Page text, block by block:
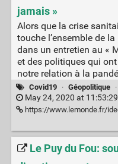
jamais »
Alors que la crise
touche l’ensemble de
dans un entretien au «
et des politiques qui
notre relation à la
Covid19 · Géopolitique ·
May 24, 2020 at 11:53:29
https://www.lemonde.fr/idees/article/2020/05/24/didier-fassin-
Le Puy du Fou: